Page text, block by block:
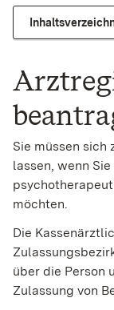
Sie müssen
lassen, wenn
möchten.
Die
über die Person
Zulassung von